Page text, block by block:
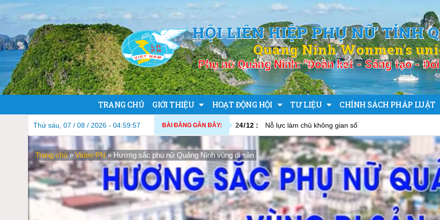
HỘI LIÊN HIỆP PHỤ NỮ TỈNH
Quang Ninh Wonmen's
Phụ nữ Quảng Ninh: "Đoàn kết - Sáng tạo -
TRANG CHỦ GIỚI THIỆU HOẠT ĐỘNG HỘI TƯ LIỆU CHÍNH SÁCH PHÁP LUẬT
Thứ sáu, 07 / 08 / 2026 - 04:59:58 BÀI ĐĂNG GẦN ĐÂY: 24/12 : Nỗ lực làm chủ không gian số
Trang chủ» Video PN » Hương sắc phụ nữ Quảng Ninh vùng di sản